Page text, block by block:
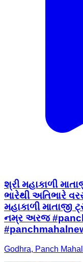
શ્રી મહાકાળી
ભારેથી અતિભારે
મહાકાળી માતાજી
નમ્ર અરજ
Godhra, Panch